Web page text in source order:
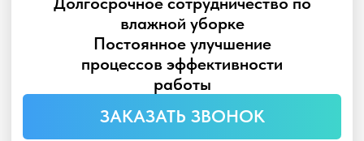
ЗАКАЗАТЬ ЗВОНОК